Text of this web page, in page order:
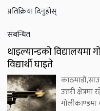
प्रतिक्रिया दिनुहोस्
संबन्धित
थाइल्यान्डको विद्यालयमा
विद्यार्थी घाइते
उत्तरी
गोलीकाण्डमा